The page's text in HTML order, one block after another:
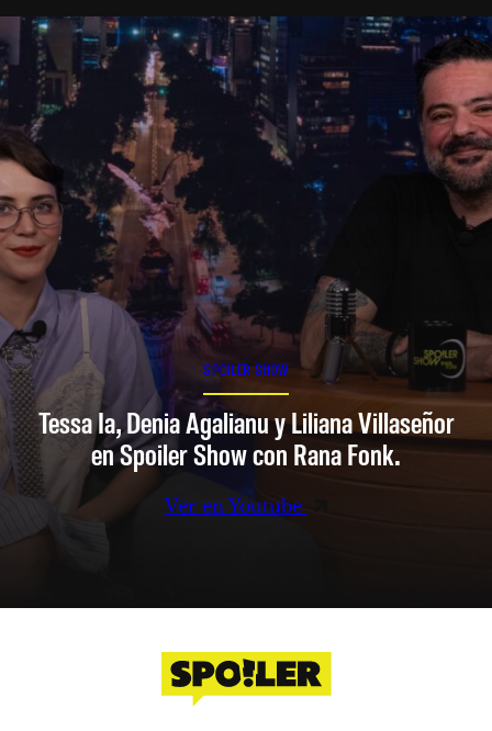
SPOILER SHOW
Tessa Ia, Denia Agalianu y Liliana Villaseñor
en Spoiler Show con Rana Fonk.
Ver en Youtube